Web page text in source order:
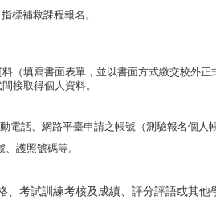
標補救課程報名。
（填寫書面表單，並以書面方式繳交校外正
接取得個人資料。
電話、網路平臺申請之帳號（測驗報名個人
護照號碼等。
考試訓練考核及成績、評分評語或其他